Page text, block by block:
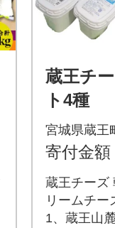
蔵王チ
ト4種
4】
宮城県蔵王
寄付金額
蔵王チーズ
リームチ
1、蔵王山